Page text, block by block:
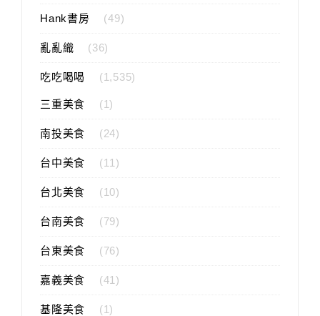
Hank書房 (49)
亂亂織 (36)
吃吃喝喝 (1,535)
三重美食 (1)
南投美食 (24)
台中美食 (11)
台北美食 (10)
台南美食 (79)
台東美食 (76)
嘉義美食 (41)
基隆美食 (1)